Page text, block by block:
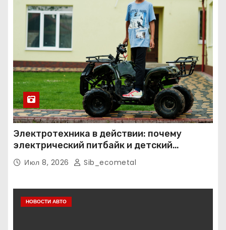
Электротехника в действии: почему
электрический питбайк и детский
квадроцикл — это больше, чем игрушки
Июл 8, 2026 Sib_ecometal
НОВОСТИ АВТО